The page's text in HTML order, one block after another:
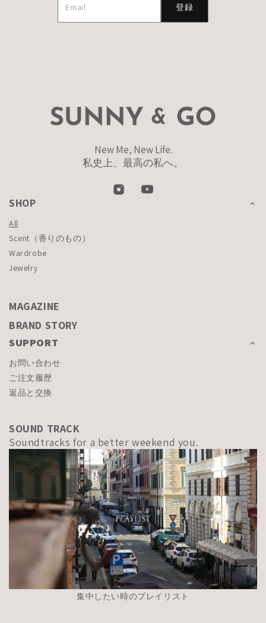
登録
New Me, New Life.
私史上、最高の私へ。
SHOP
All
Scent（香りのもの）
Wardrobe
Jewelry
MAGAZINE
BRAND STORY
SUPPORT
お問い合わせ
ご注文履歴
返品と交換
SOUND TRACK
Soundtracks for a better weekend you.
集中したい時のプレイリスト